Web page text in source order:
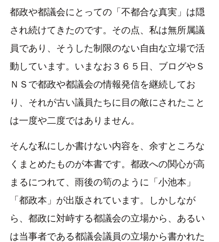
都政や都議会にとっての「不都合な真実」は隠
され続けてきたのです。その点、私は無所属議
員であり、そうした制限のない自由な立場で活
動しています。いまなお３６５日、ブログやＳ
ＮＳで都政や都議会の情報発信を継続してお
り、それが古い議員たちに目の敵にされたこと
は一度や二度ではありません。
そんな私にしか書けない内容を、余すところな
くまとめたものが本書です。都政への関心が高
まるにつれて、雨後の筍のように「小池本」
「都政本」が出版されています。しかしなが
ら、都政に対峙する都議会の立場から、あるい
は当事者である都議会議員の立場から書かれた